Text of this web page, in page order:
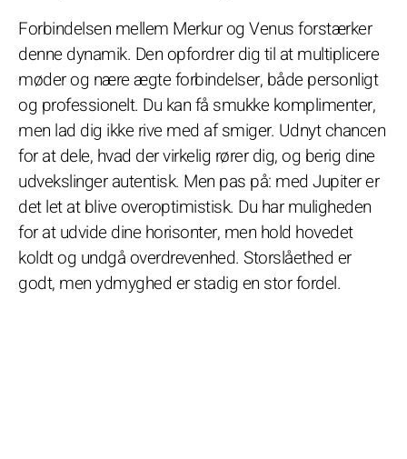
Forbindelsen mellem Merkur og Venus forstærker
denne dynamik. Den opfordrer dig til at multiplicere
møder og nære ægte forbindelser, både personligt
og professionelt. Du kan få smukke komplimenter,
men lad dig ikke rive med af smiger. Udnyt chancen
for at dele, hvad der virkelig rører dig, og berig dine
udvekslinger autentisk. Men pas på: med Jupiter er
det let at blive overoptimistisk. Du har muligheden
for at udvide dine horisonter, men hold hovedet
koldt og undgå overdrevenhed. Storslåethed er
godt, men ydmyghed er stadig en stor fordel.